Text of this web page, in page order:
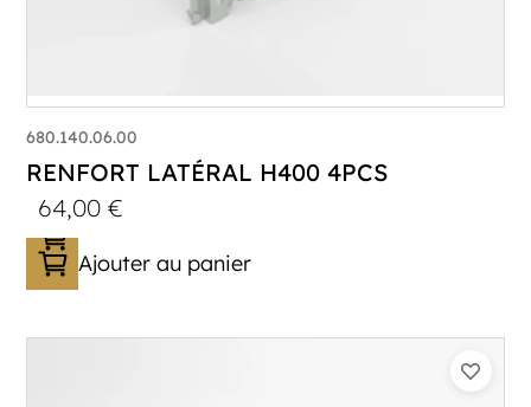
680.140.06.00
RENFORT LATÉRAL H400 4PCS
64,00€
Ajouter au panier